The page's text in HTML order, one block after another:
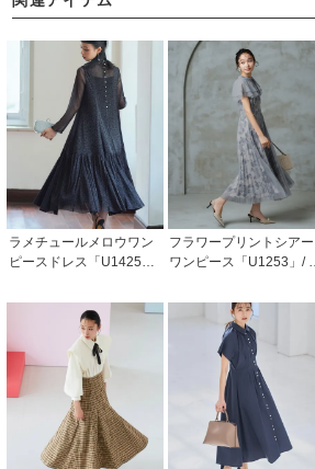
ラメチュールメロウワン
ピースドレス「U1425」/
などお呼ばれ対応フォー
マルパーティードレス
フラワープリントシアー
ワンピース「U1253」/ 結
どお呼ばれ対応フォーマ
ルパーティードレス